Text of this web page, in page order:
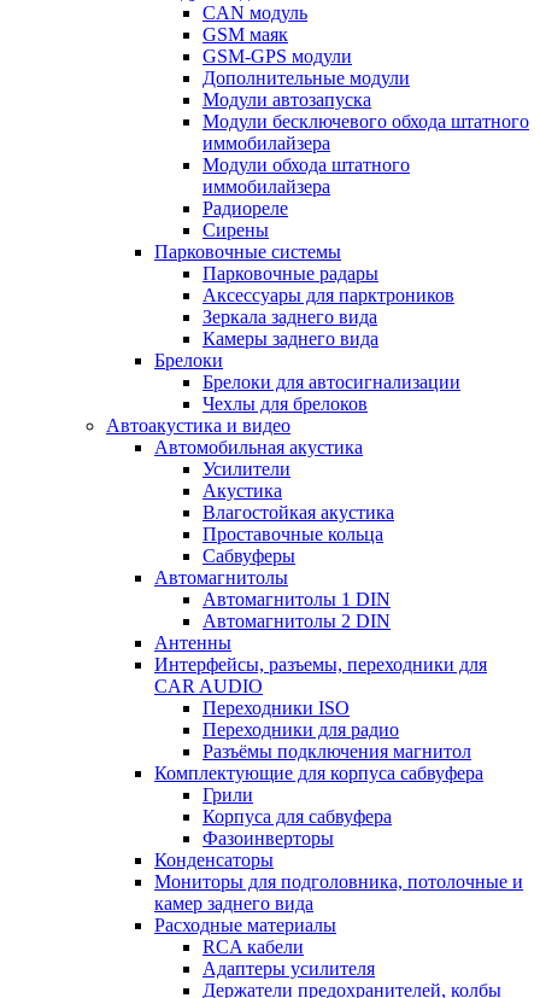
CAN модуль
GSM маяк
GSM-GPS модули
Дополнительные модули
Модули автозапуска
Модули бесключевого обхода штатного
иммобилайзера
Модули обхода штатного
иммобилайзера
Радиореле
Сирены
Парковочные системы
Парковочные радары
Аксессуары для парктроников
Зеркала заднего вида
Камеры заднего вида
Брелоки
Брелоки для автосигнализации
Чехлы для брелоков
Автоакустика и видео
Автомобильная акустика
Усилители
Акустика
Влагостойкая акустика
Проставочные кольца
Сабвуферы
Автомагнитолы
Автомагнитолы 1 DIN
Автомагнитолы 2 DIN
Антенны
Интерфейсы, разъемы, переходники для
CAR AUDIO
Переходники ISO
Переходники для радио
Разъёмы подключения магнитол
Комплектующие для корпуса сабвуфера
Грили
Корпуса для сабвуфера
Фазоинверторы
Конденсаторы
Мониторы для подголовника, потолочные и
камер заднего вида
Расходные материалы
RCA кабели
Адаптеры усилителя
Держатели предохранителей, колбы